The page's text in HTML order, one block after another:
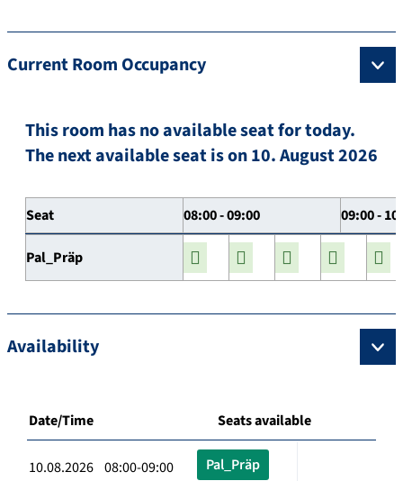
Current Room Occupancy
This room has no available seat for today.
The next available seat is on 10. August 2026
Seat 08:00 - 09:00 09:00 -
Pal_Präp
Availability
Date/Time Seats available
10.08.2026 08:00-09:00 Pal_Präp